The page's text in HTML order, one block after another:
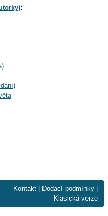
:
Kontakt Dodací podmínky